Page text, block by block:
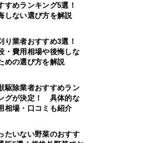
すめランキング5選！
しない選び方を解説
り業者おすすめ3選！
・費用相場や後悔しな
めの選び方を解説
駆除業者おすすめラン
グが決定！ 具体的な
相場・口コミも紹介
たいない野菜のおすす